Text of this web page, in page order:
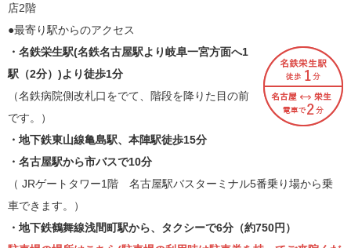
店2階
●最寄り駅からのアクセス
・名鉄栄生駅(名鉄名古屋駅より岐阜一宮方面へ1
駅（2分）)より徒歩1分
（名鉄病院側改札口をでて、階段を降りた目の前
です。）
・地下鉄東山線亀島駅、本陣駅徒歩15分
・名古屋駅から市バスで10分
（ JRゲートタワー1階 名古屋駅バスターミナル5番乗り場から乗
車できます。）
・地下鉄鶴舞線浅間町駅から、タクシーで6分（約750円）